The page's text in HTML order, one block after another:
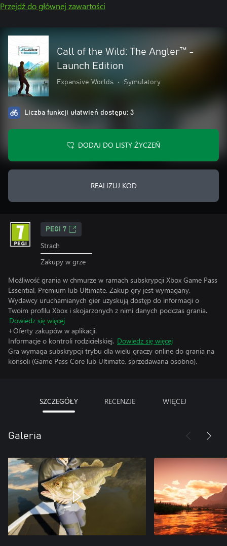
Przejdź do głównej zawartości
Call of the Wild: The Angler™ -
Launch Edition
Expansive Worlds • Symulatory
Liczba funkcji ułatwień dostępu: 3
DODAJ DO LISTY ŻYCZEŃ
REALIZUJ KOD
PEGI 7
Strach
Zakupy w grze
Możliwość grania w chmurze w ramach subskrypcji Xbox Game Pass
Essential, Premium lub Ultimate. Zakup gry jest wymagany.
Wydawcy uruchamianych gier uzyskują dostęp do informacji o
Twoim profilu Xbox i skojarzonych z nimi danych podczas grania.
Dowiedz się więcej
+Oferty zakupów w aplikacji.
Informacje o kontroli rodzicielskiej. Dowiedz się więcej
Gra wymaga subskrypcji trybu dla wielu graczy online do grania na
konsoli (Game Pass Core lub Ultimate, sprzedawana osobno).
SZCZEGÓŁY RECENZJE WIĘCEJ
Galeria